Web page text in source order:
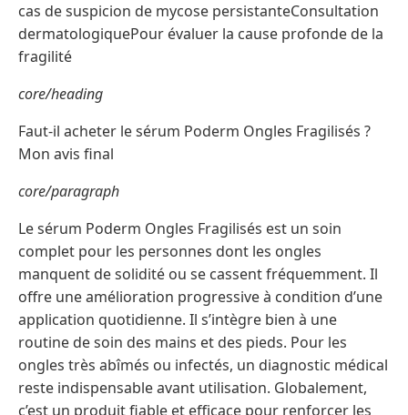
cas de suspicion de mycose persistanteConsultation
dermatologiquePour évaluer la cause profonde de la
fragilité
core/heading
Faut-il acheter le sérum Poderm Ongles Fragilisés ?
Mon avis final
core/paragraph
Le sérum Poderm Ongles Fragilisés est un soin
complet pour les personnes dont les ongles
manquent de solidité ou se cassent fréquemment. Il
offre une amélioration progressive à condition d’une
application quotidienne. Il s’intègre bien à une
routine de soin des mains et des pieds. Pour les
ongles très abîmés ou infectés, un diagnostic médical
reste indispensable avant utilisation. Globalement,
c’est un produit fiable et efficace pour renforcer les